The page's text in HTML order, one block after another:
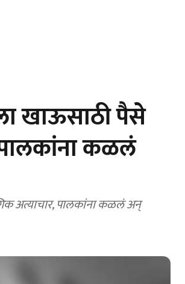
खाऊसाठी पैसे
कळलं
अत्याचार, पालकांना कळलं अन्